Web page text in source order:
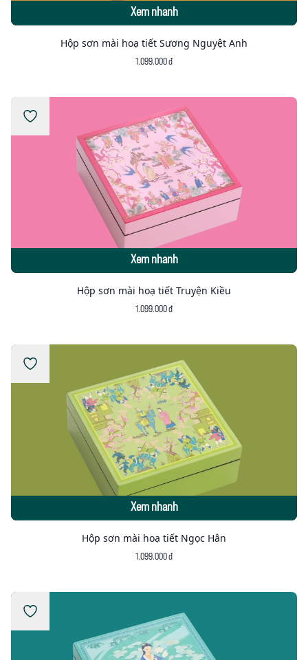
Xem nhanh
Hộp sơn mài hoạ tiết Sương Nguyệt Anh
1.099.000 đ
Xem nhanh
Hộp sơn mài hoạ tiết Truyện Kiều
1.099.000 đ
Xem nhanh
Hộp sơn mài hoạ tiết Ngọc Hân
1.099.000 đ